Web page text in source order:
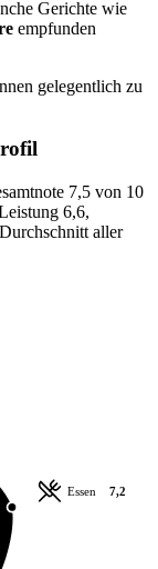
Gerichte wie
empfunden
gelegentlich zu
7,5 von 10
6,6,
aller
Essen 7,2